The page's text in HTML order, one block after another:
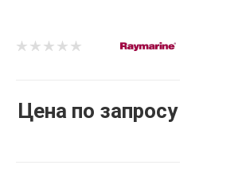
Цена по запросу